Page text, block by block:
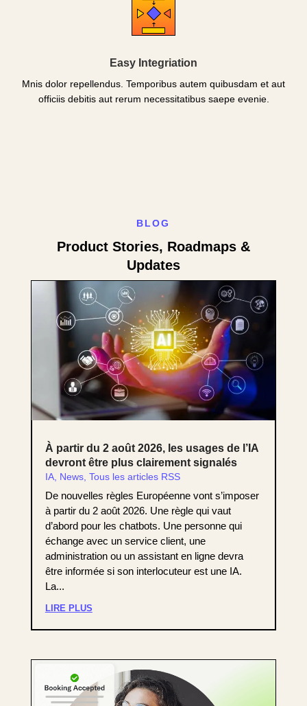
Easy Integriation
Mnis dolor repellendus. Temporibus autem quibusdam et aut
officiis debitis aut rerum necessitatibus saepe evenie.
BLOG
Product Stories, Roadmaps &
Updates
À partir du 2 août 2026, les usages de l’IA
devront être plus clairement signalés
IA, News, Tous les articles RSS
De nouvelles règles Européenne vont s’imposer
à partir du 2 août 2026. Une règle qui vaut
d’abord pour les chatbots. Une personne qui
échange avec un service client, une
administration ou un assistant en ligne devra
être informée si son interlocuteur est une IA.
La...
LIRE PLUS